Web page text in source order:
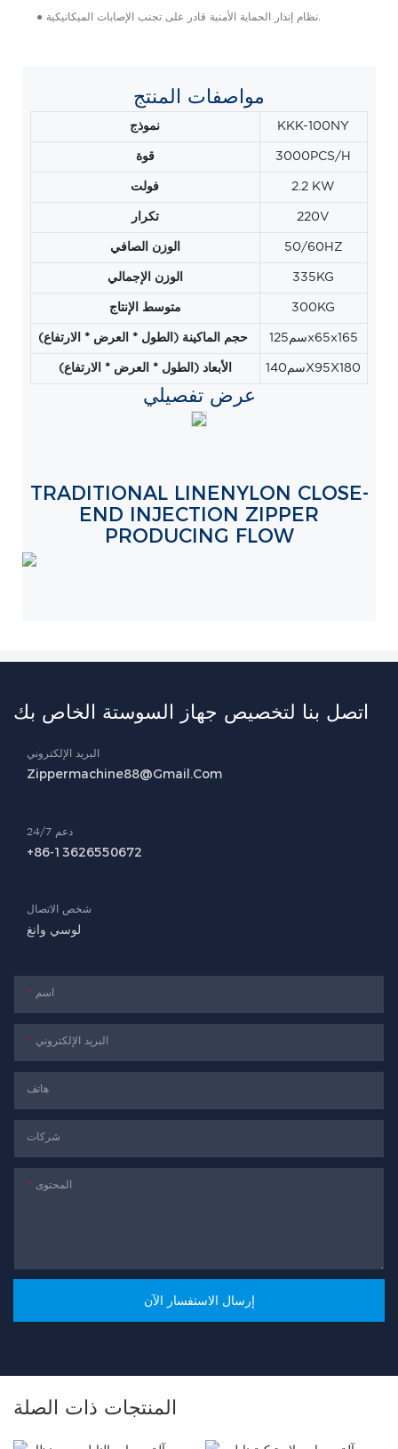
● نظام إنذار الحماية الأمنية قادر على تجنب الإصابات الميكانيكية.
مواصفات المنتج
نموذج KKK-100NY
قوة 3000PCS/H
فولت 2.2 KW
تكرار 220V
الوزن الصافي 50/60HZ
الوزن الإجمالي 335KG
متوسط ​​الإنتاج 300KG
سم125x65x165
الأبعاد (الطول * العرض * الارتفاع) سم140X95X180
عرض تفصيلي
TRADITIONAL LINENYLON CLOSE-
END INJECTION ZIPPER
PRODUCING FLOW
اتصل بنا لتخصيص جهاز السوستة الخاص بك
البريد الإلكتروني
Zippermachine88@gmail.com
دعم 24/7
+86-13626550672
شخص الاتصال
لوسي وانغ
اسم
البريد الإلكتروني
هاتف
شركات
المحتوى
إرسال الاستفسار الآن
المنتجات ذات الصلة